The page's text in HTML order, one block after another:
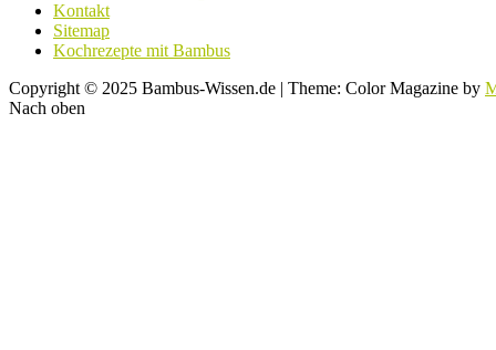
Kontakt
Sitemap
Kochrezepte mit Bambus
Copyright © 2025 Bambus-Wissen.de | Theme: Color Magazine by
Nach oben